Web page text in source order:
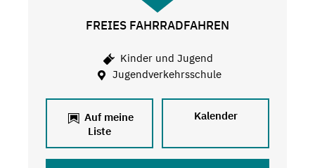
FREIES FAHRRADFAHREN
Kinder und Jugend
Jugendverkehrsschule
Auf meine
Liste
Kalender